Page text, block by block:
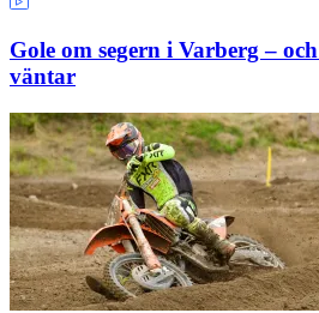
Gole om segern i Varberg –
väntar